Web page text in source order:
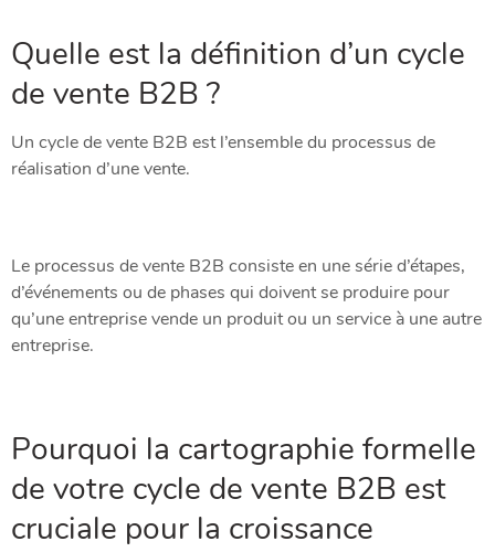
Quelle est la définition d’un cycle
de vente B2B ?
Un cycle de vente B2B est l’ensemble du processus de
réalisation d’une vente.
Le processus de vente B2B consiste en une série d’étapes,
d’événements ou de phases qui doivent se produire pour
qu’une entreprise vende un produit ou un service à une autre
entreprise.
Pourquoi la cartographie formelle
de votre cycle de vente B2B est
cruciale pour la croissance